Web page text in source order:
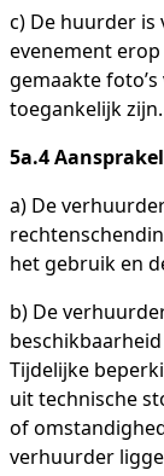
c) De huurder is
evenement
gemaakte
toegankelijk zijn.
5a.4
a) De
het gebruik en
b) De
Tijdelijke
uit technische
of
verhuurder